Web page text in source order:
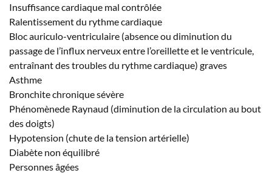
Insuffisance cardiaque mal contrôlée
Ralentissement du rythme cardiaque
Bloc auriculo-ventriculaire (absence ou diminution du
passage de l’influx nerveux entre l’oreillette et le ventricule,
entraînant des troubles du rythme cardiaque) graves
Asthme
Bronchite chronique sévère
Phénomènede Raynaud (diminution de la circulation au bout
des doigts)
Hypotension (chute de la tension artérielle)
Diabète non équilibré
Personnes âgées